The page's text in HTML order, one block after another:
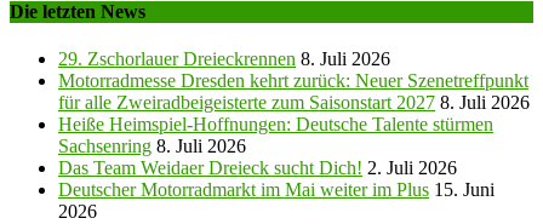
Die letzten News
29. Zschorlauer Dreieckrennen 8. Juli 2026
Motorradmesse Dresden kehrt zurück: Neuer Szenetreffpunkt
für alle Zweiradbeigeisterte zum Saisonstart 2027 8. Juli 2026
Heiße Heimspiel-Hoffnungen: Deutsche Talente stürmen
Sachsenring 8. Juli 2026
Das Team Weidaer Dreieck sucht Dich! 2. Juli 2026
Deutscher Motorradmarkt im Mai weiter im Plus 15. Juni
2026